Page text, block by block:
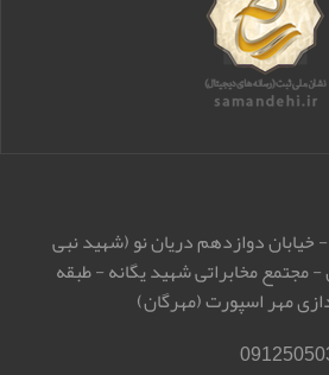
دوازدهم دریان نو (شهید نبی
- مجتمع مخابراتی شهید یگانه - طبقه
مهر اسپورت (مهرگان)